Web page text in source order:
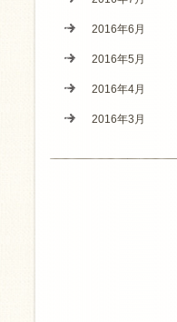
2016年6月
2016年5月
2016年4月
2016年3月